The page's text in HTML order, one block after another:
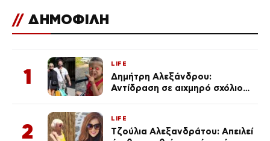
// ΔΗΜΟΦΙΛΗ
1
LIFE
Δημήτρη Αλεξάνδρου:
Αντίδραση σε αιχμηρό σχόλιο
2
LIFE
Τζούλια Αλεξανδράτου: Απειλεί